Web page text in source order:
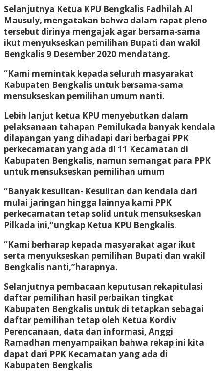
Selanjutnya Ketua KPU Bengkalis Fadhilah Al
Mausuly, mengatakan bahwa dalam rapat pleno
tersebut dirinya mengajak agar bersama-sama
ikut menyukseskan pemilihan Bupati dan wakil
Bengkalis 9 Desember 2020 mendatang.
“Kami memintak kepada seluruh masyarakat
Kabupaten Bengkalis untuk bersama-sama
mensukseskan pemilihan umum nanti.
Lebih lanjut ketua KPU menyebutkan dalam
pelaksanaan tahapan Pemilukada banyak kendala
dilapangan yang dihadapi dari berbagai PPK
perkecamatan yang ada di 11 Kecamatan di
Kabupaten Bengkalis, namun semangat para PPK
untuk mensukseskan pemilihan umum
“Banyak kesulitan- Kesulitan dan kendala dari
mulai jaringan hingga lainnya kami PPK
perkecamatan tetap solid untuk mensukseskan
Pilkada ini,”ungkap Ketua KPU Bengkalis.
“Kami berharap kepada masyarakat agar ikut
serta menyukseskan pemilihan Bupati dan wakil
Bengkalis nanti,”harapnya.
Selanjutnya pembacaan keputusan rekapitulasi
daftar pemilihan hasil perbaikan tingkat
Kabupaten Bengkalis untuk di tetapkan sebagai
daftar pemilihan tetap oleh Ketua Kordiv
Perencanaan, data dan informasi, Anggi
Ramadhan menyampaikan bahwa rekap ini kita
dapat dari PPK Kecamatan yang ada di
Kabupaten Bengkalis